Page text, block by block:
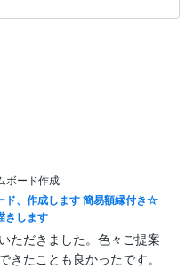
ボード作成
ド、作成します 簡易額縁付き☆
きします
ただきました。色々ご提案
たことも良かったです。